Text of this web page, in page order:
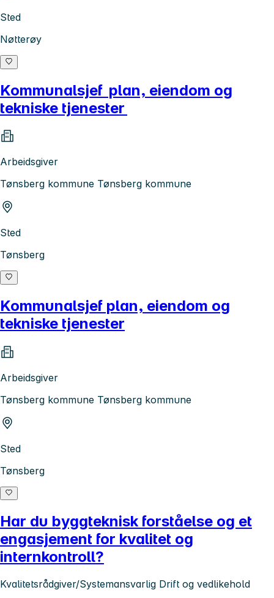
Sted
Nøtterøy
Kommunalsjef plan, eiendom og
tekniske tjenester
Arbeidsgiver
Tønsberg kommune Tønsberg kommune
Sted
Tønsberg
Kommunalsjef plan, eiendom og
tekniske tjenester
Arbeidsgiver
Tønsberg kommune Tønsberg kommune
Sted
Tønsberg
Har du byggteknisk forståelse og et
engasjement for kvalitet og
internkontroll?
Kvalitetsrådgiver/Systemansvarlig Drift og vedlikehold